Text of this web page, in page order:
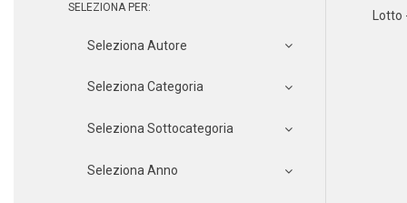
SELEZIONA PER:
Seleziona Autore
Seleziona Categoria
Seleziona Sottocategoria
Seleziona Anno
Lotto